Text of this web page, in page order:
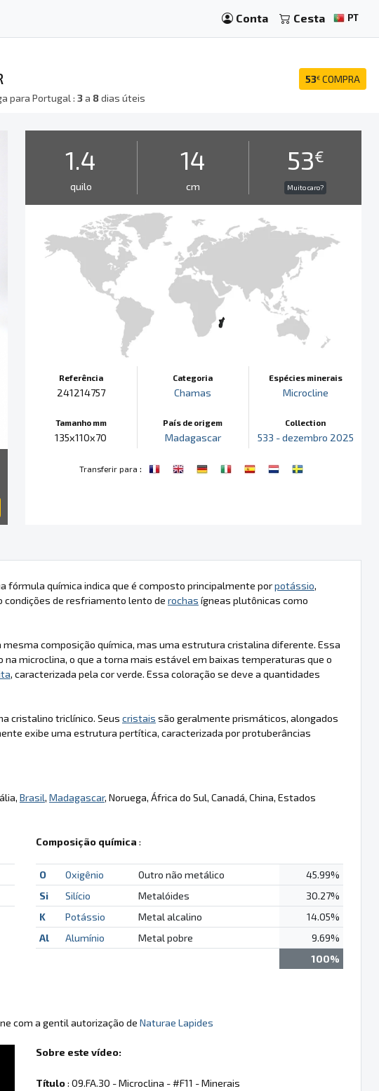
Conta Cesta PT
53€ COMPRA
para Portugal :3a 8dias úteis
1.4
quilo
14
cm
53€
Muito caro?
Referência
241214757
Tamanho mm
135x110x70
Categoria
Chamas
País de origem
Madagascar
Espécies minerais
Microcline
Collection
533 - dezembro 2025
Transferir para :
fórmula química indica que é composto principalmente porpotássio,
de resfriamento lento de rochas ígneas plutônicas como
composição química, mas uma estrutura cristalina diferente. Essa
microclina, o que a torna mais estável em baixas temperaturas que o
, caracterizada pela cor verde. Essa coloração se deve a quantidades
cristalino triclínico. Seus cristais são geralmente prismáticos, alongados
exibe uma estrutura pertítica, caracterizada por protuberâncias
Brasil, Madagascar, Noruega, África do Sul, Canadá, China, Estados
Composição química :
O Oxigênio Outro não metálico
45.99%
Si
Silício Metalóides
30.27%
K
Potássio Metal alcalino
14.05%
Al
Alumínio Metal pobre
9.69%
100%
com a gentil autorização de Naturae Lapides
Sobre este vídeo:
Título: 09.FA.30 - Microclina - #F11 - Minerais